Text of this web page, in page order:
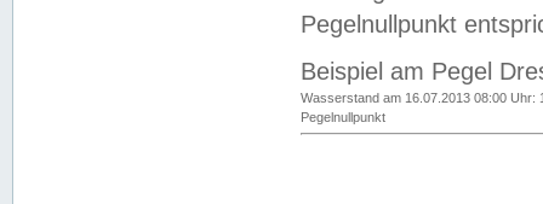
Pegelnullpunkt
Beispiel am Pegel
Wasserstand am 16.07.2013 08:00 Uhr:
Pegelnullpunkt